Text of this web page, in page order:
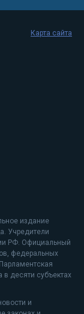
издание
Учредители
РФ. Официальный
федеральных
в десяти субъектах
и
Карта сайта